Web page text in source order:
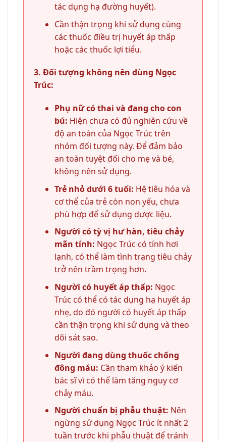
tác dụng hạ đường huyết).
Cần thận trọng khi sử dụng cùng
các thuốc điều trị huyết áp thấp
hoặc các thuốc lợi tiểu.
3. Đối tượng không nên dùng Ngọc
Trúc:
Phụ nữ có thai và đang cho con
bú: Hiện chưa có đủ nghiên cứu về
độ an toàn của Ngọc Trúc trên
nhóm đối tượng này. Để đảm bảo
an toàn tuyệt đối cho mẹ và bé,
không nên sử dụng.
Trẻ nhỏ dưới 6 tuổi: Hệ tiêu hóa và
cơ thể của trẻ còn non yếu, chưa
phù hợp để sử dụng dược liệu.
Người có tỳ vị hư hàn, tiêu chảy
mãn tính: Ngọc Trúc có tính hơi
lạnh, có thể làm tình trạng tiêu chảy
trở nên trầm trọng hơn.
Người có huyết áp thấp: Ngọc
Trúc có thể có tác dụng hạ huyết áp
nhẹ, do đó người có huyết áp thấp
cần thận trọng khi sử dụng và theo
dõi sát sao.
Người đang dùng thuốc chống
đông máu: Cần tham khảo ý kiến
bác sĩ vì có thể làm tăng nguy cơ
chảy máu.
Người chuẩn bị phẫu thuật: Nên
ngừng sử dụng Ngọc Trúc ít nhất 2
tuần trước khi phẫu thuật để tránh